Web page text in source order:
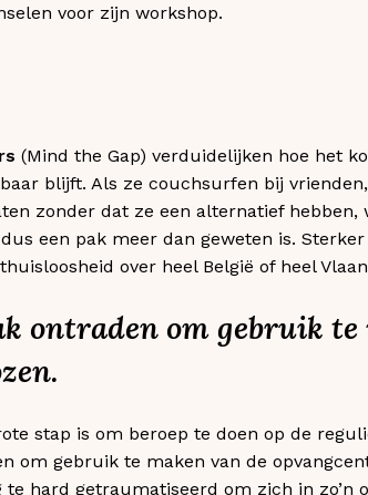
voor zijn workshop.
(Mind the Gap) verduidelijken hoe het
blijft. Als ze couchsurfen bij
zonder dat ze een alternatief hebben,
een pak meer dan geweten is.
over heel België of heel
ontraden om gebruik te
stap is om beroep te doen op de
om gebruik te maken van de
hard getraumatiseerd om zich in zo’n